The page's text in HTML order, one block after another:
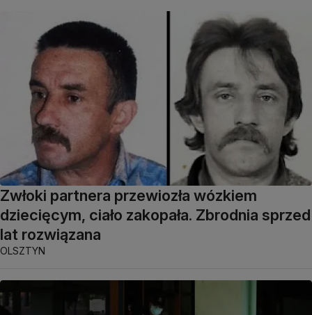
Zwłoki partnera przewiozła wózkiem
dziecięcym, ciało zakopała. Zbrodnia sprzed
lat rozwiązana
OLSZTYN